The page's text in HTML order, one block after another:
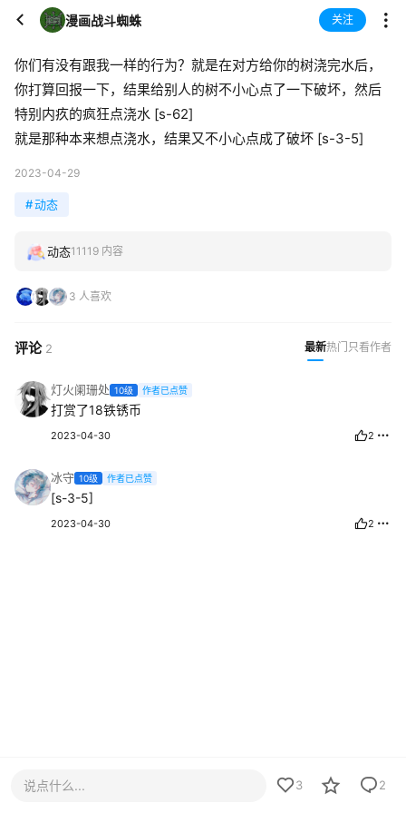
漫画战斗蜘蛛 关注
你们有没有跟我一样的行为？就是在对方给你的树浇完水后，
你打算回报一下，结果给别人的树不小心点了一下破坏，然后
特别内疚的疯狂点浇水 [s-62]
就是那种本来想点浇水，结果又不小心点成了破坏 [s-3-5]
2023-04-29
#动态
动态11119 内容
3 人喜欢
评论 2 最新热门 只看作者
灯火阑珊处 10级 作者已点赞
打赏了18铁锈币
2023-04-30 2
冰守 10级 作者已点赞
[s-3-5]
2023-04-30 2
说点什么... 3 2